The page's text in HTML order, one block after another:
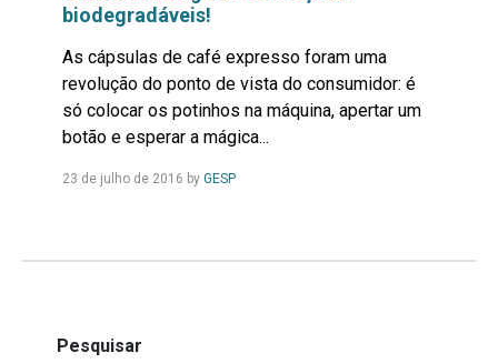
biodegradáveis!
As cápsulas de café expresso foram uma
revolução do ponto de vista do consumidor: é
só colocar os potinhos na máquina, apertar um
botão e esperar a mágica...
23 de julho de 2016 by GESPLeia
Pesquisar